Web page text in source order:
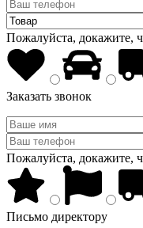
Пожалуйста, докажите,
Заказать звонок
Пожалуйста, докажите,
Письмо директору